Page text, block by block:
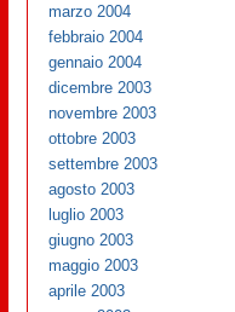
marzo 2004
febbraio 2004
gennaio 2004
dicembre 2003
novembre 2003
ottobre 2003
settembre 2003
agosto 2003
luglio 2003
giugno 2003
maggio 2003
aprile 2003